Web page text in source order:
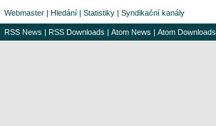
Webmaster | Hledání | Statistiky | Syndikační kanály
RSS News | RSS Downloads | Atom News | Atom Downloads